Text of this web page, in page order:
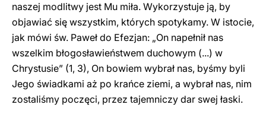
naszej modlitwy jest Mu miła. Wykorzystuje ją, by
objawiać się wszystkim, których spotykamy. W istocie,
jak mówi św. Paweł do Efezjan: „On napełnił nas
wszelkim błogosławieństwem duchowym (...) w
Chrystusie” (1, 3), On bowiem wybrał nas, byśmy byli
Jego świadkami aż po krańce ziemi, a wybrał nas, nim
zostaliśmy poczęci, przez tajemniczy dar swej łaski.